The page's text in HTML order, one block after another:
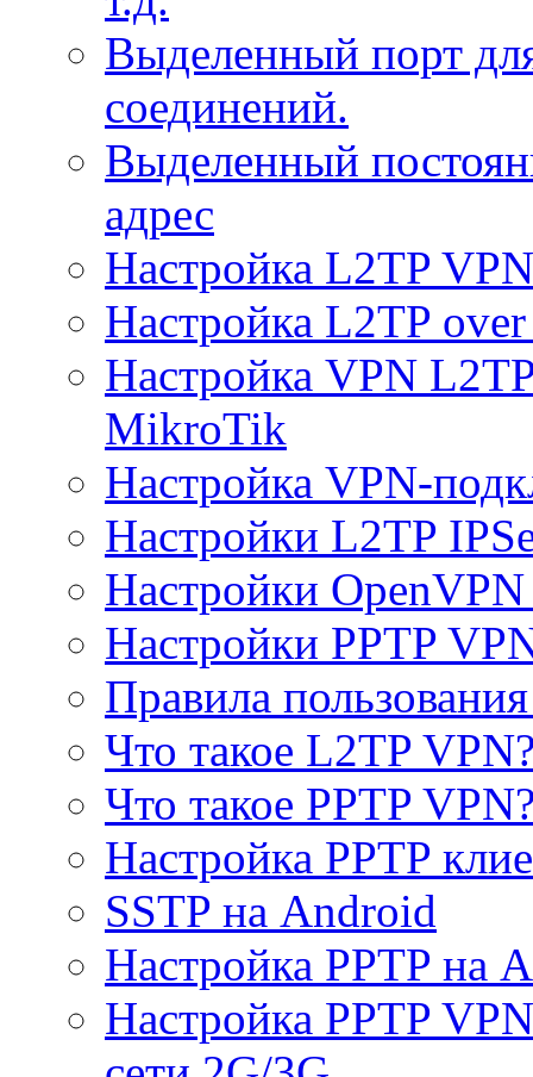
Выделенный порт
соединений.
Выделенный
адрес
Настройка L2TP
Настройка L2TP
Настройка VPN
MikroTik
Настройка VPN-
Настройки L2TP
Настройки
Настройки PPTP
Правила
Что такое L2TP
Что такое PPTP
Настройка PPTP
SSTP на Android
Настройка PPTP на
Настройка PPTP